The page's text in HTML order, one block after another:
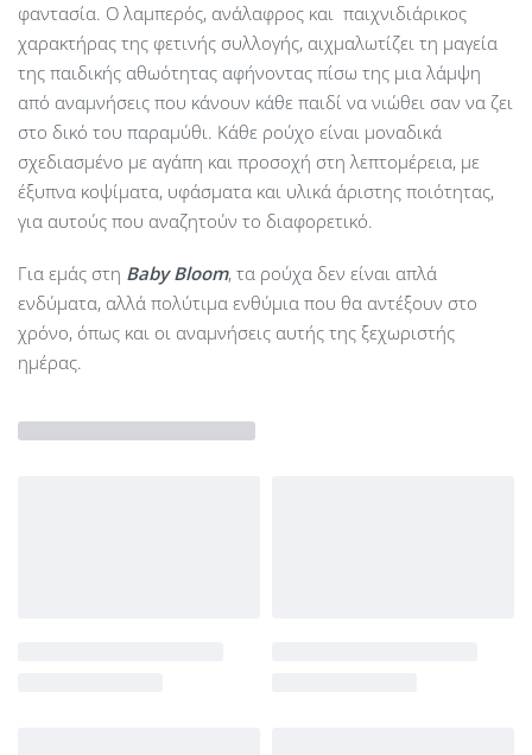
φαντασία. Ο λαμπερός, ανάλαφρος και παιχνιδιάρικος
χαρακτήρας της φετινής συλλογής, αιχμαλωτίζει τη μαγεία
της παιδικής αθωότητας αφήνοντας πίσω της μια λάμψη
από αναμνήσεις που κάνουν κάθε παιδί να νιώθει σαν να ζει
στο δικό του παραμύθι. Κάθε ρούχο είναι μοναδικά
σχεδιασμένο με αγάπη και προσοχή στη λεπτομέρεια, με
έξυπνα κοψίματα, υφάσματα και υλικά άριστης ποιότητας,
για αυτούς που αναζητούν το διαφορετικό.
Για εμάς στη Baby Bloom, τα ρούχα δεν είναι απλά
ενδύματα, αλλά πολύτιμα ενθύμια που θα αντέξουν στο
χρόνο, όπως και οι αναμνήσεις αυτής της ξεχωριστής
ημέρας.